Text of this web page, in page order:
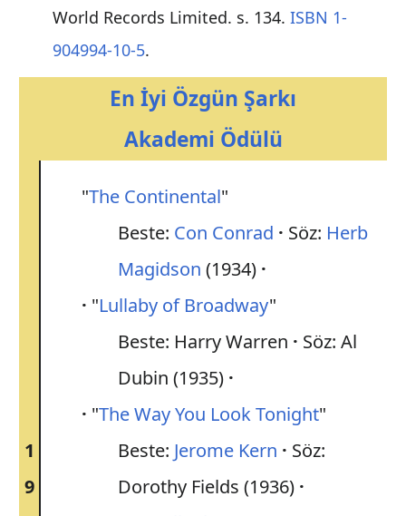
World Records Limited. s. 134. ISBN 1-
904994-10-5.
En İyi Özgün Şarkı
Akademi Ödülü
1
9
"The Continental"
Beste: Con Conrad Söz: Herb
Magidson (1934)
"Lullaby of Broadway"
Beste: Harry Warren
Söz: Al
Dubin (1935)
"The Way You Look Tonight"
Beste: Jerome Kern
Söz:
Dorothy Fields (1936)